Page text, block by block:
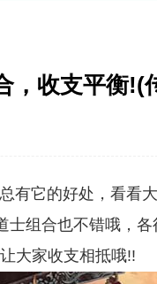
，收支平衡
它的好处，看看
士组合也不错哦，
大家收支相抵哦!!